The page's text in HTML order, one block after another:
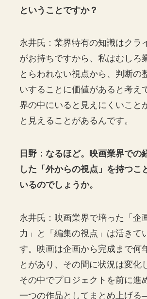
ということですか？
永井氏：業界特有の知識はクラ
がお持ちですから、私はむしろ
とらわれない視点から、判断の
いすることに価値があると考え
界の中にいると見えにくいこと
と見えることがあるんです。
日野：なるほど。映画業界での
した「外からの視点」を持つこ
いるのでしょうか。
永井氏：映画業界で培った「企
力」と「編集の視点」は活きて
す。映画は企画から完成まで何
とがあり、その間に状況は変化
その中でプロジェクトを前に進
一つの作品としてまとめ上げ